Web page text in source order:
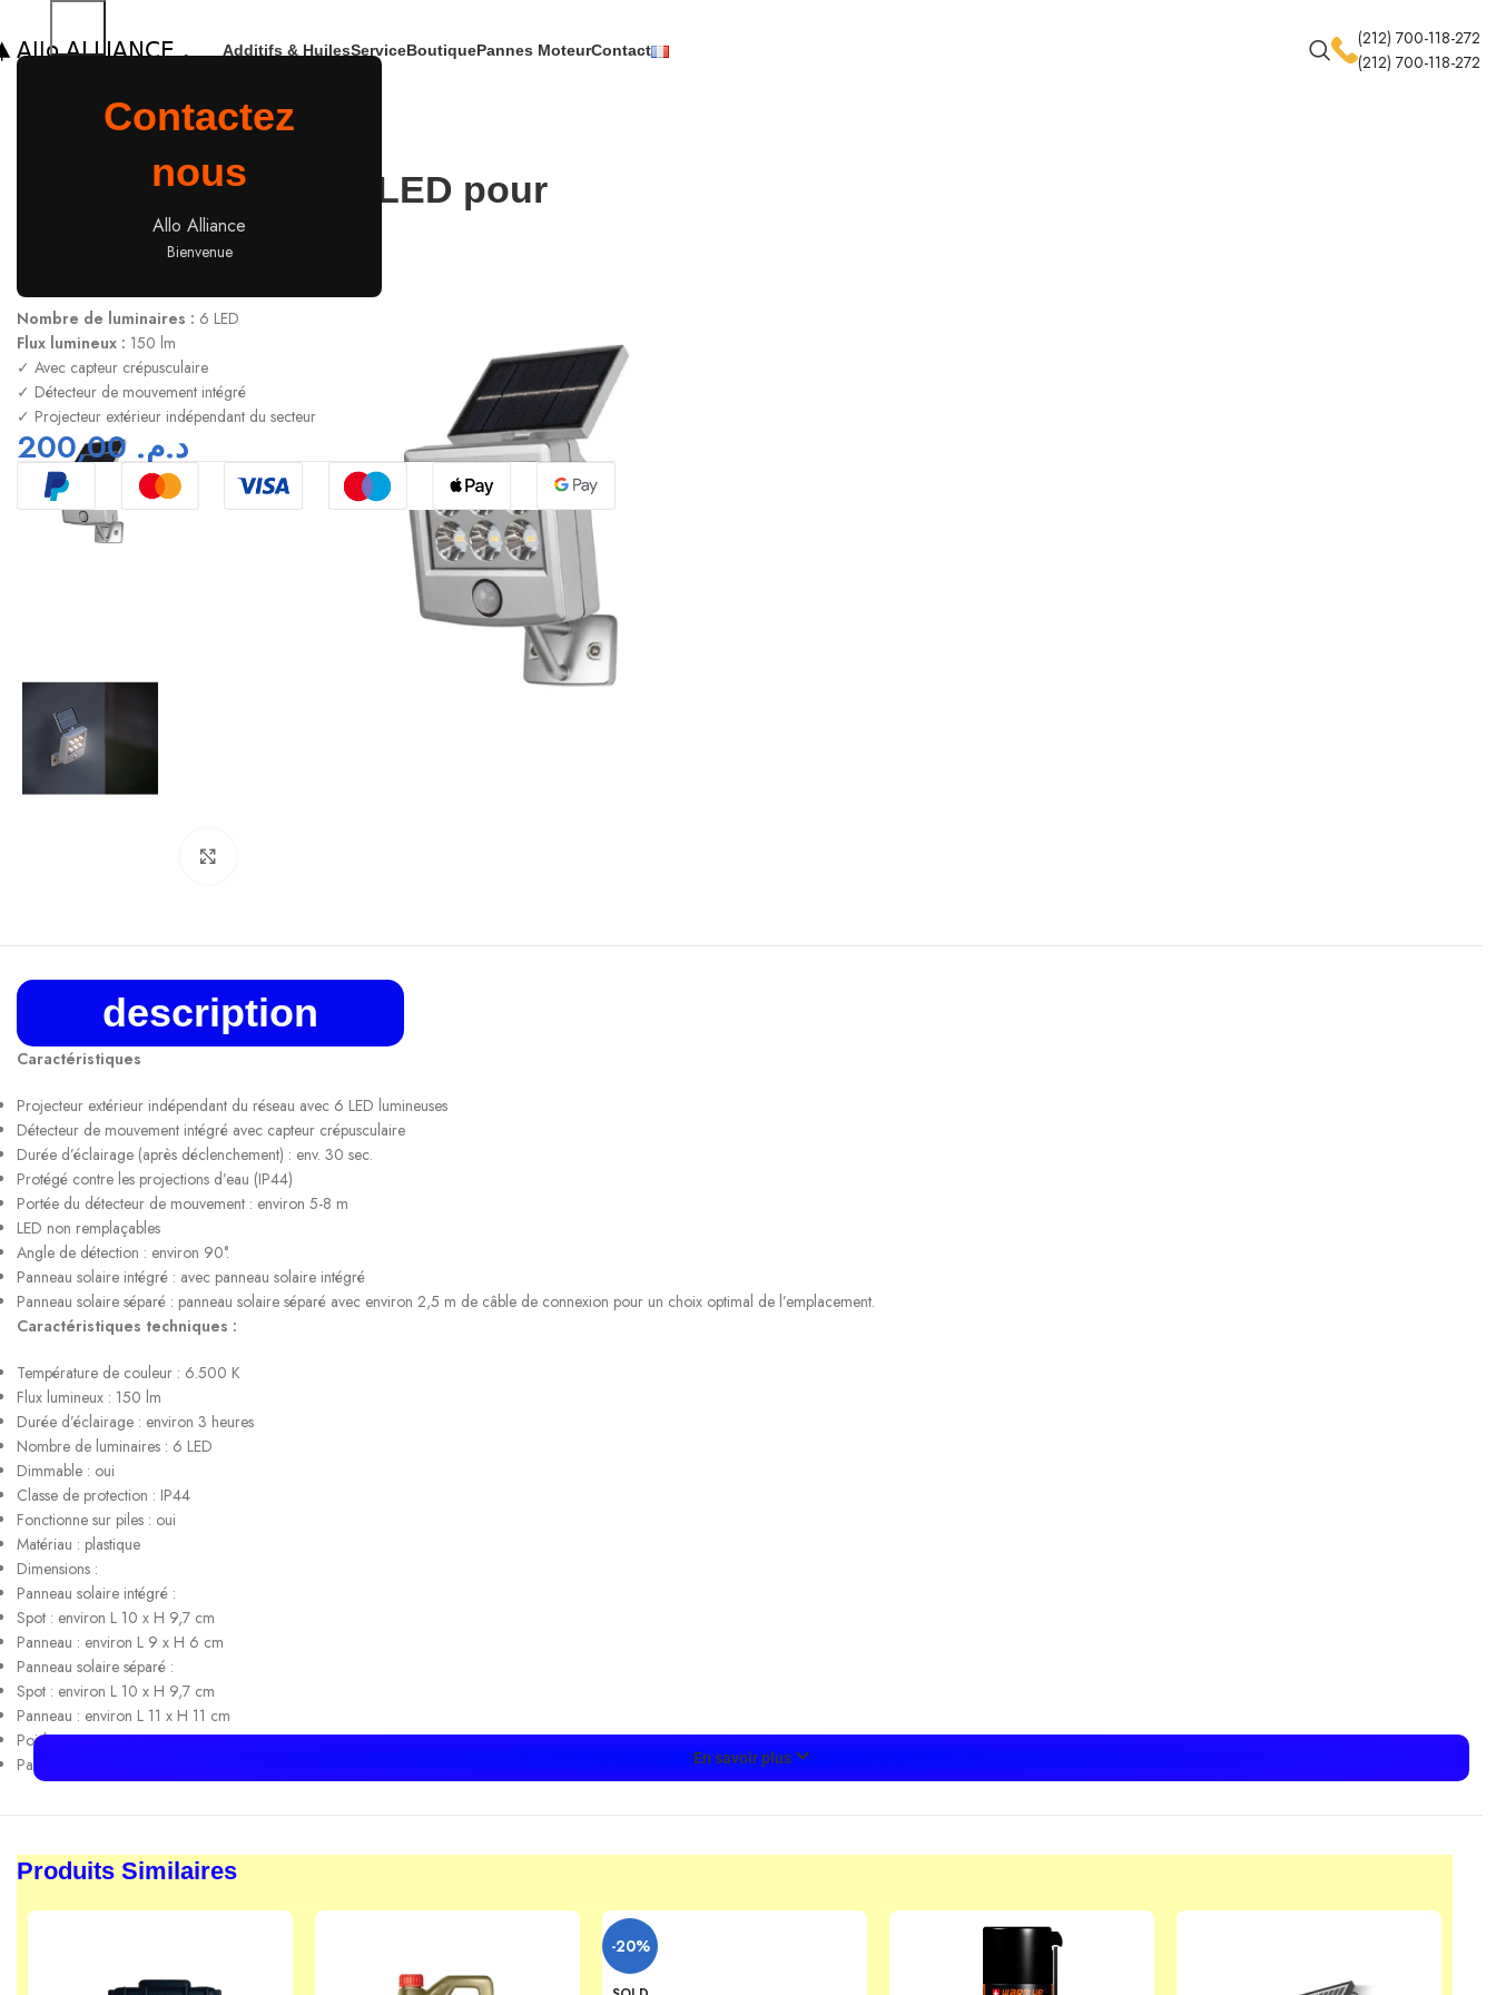
Contactez
nous
Allo Alliance
Bienvenue
Additifs & HuilesServiceBoutiquePannes MoteurContact
(212) 700-118-272
(212) 700-118-272
Projecteur solaire à LED pour
terrasse
Nombre de luminaires : 6 LED
Flux lumineux : 150 lm
✓ Avec capteur crépusculaire
✓ Détecteur de mouvement intégré
✓ Projecteur extérieur indépendant du secteur
د.م.
description
Caractéristiques
Projecteur extérieur indépendant du réseau avec 6 LED lumineuses
Détecteur de mouvement intégré avec capteur crépusculaire
Durée d’éclairage (après déclenchement) : env. 30 sec.
Protégé contre les projections d’eau (IP44)
Portée du détecteur de mouvement : environ 5-8 m
LED non remplaçables
Angle de détection : environ 90°.
Panneau solaire intégré : avec panneau solaire intégré
Panneau solaire séparé : panneau solaire séparé avec environ 2,5 m de câble de connexion pour un choix optimal de l’emplacement.
Caractéristiques techniques :
Température de couleur : 6.500 K
Flux lumineux : 150 lm
Durée d’éclairage : environ 3 heures
Nombre de luminaires : 6 LED
Dimmable : oui
Classe de protection : IP44
Fonctionne sur piles : oui
Matériau : plastique
Dimensions :
Panneau solaire intégré :
Spot : environ L 10 x H 9,7 cm
Panneau : environ L 9 x H 6 cm
Panneau solaire séparé :
Spot : environ L 10 x H 9,7 cm
Panneau : environ L 11 x H 11 cm
Poids :
Panneau solaire intégré :
environ 188 g (sans pile)
environ 355 g (pile incluse)
En savoir plus
Produits Similaires
-20%